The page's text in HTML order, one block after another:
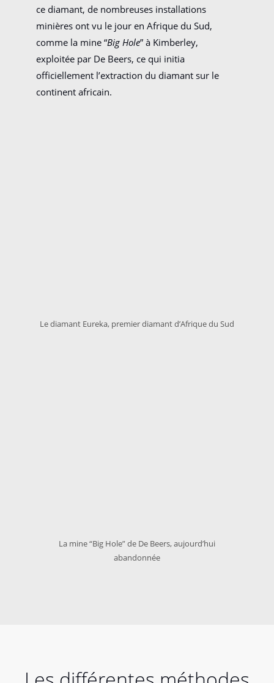
Le diamant Eureka, premier diamant d’Afrique du Sud
ce diamant, de nombreuses installations
minières ont vu le jour en Afrique du Sud,
comme la mine “Big Hole” à Kimberley,
exploitée par De Beers, ce qui initia
officiellement l’extraction du diamant sur le
continent africain.
La mine “Big Hole” de De Beers, aujourd’hui
abandonnée